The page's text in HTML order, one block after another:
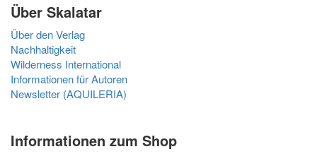
Über Skalatar
Über den Verlag
Nachhaltigkeit
Wilderness International
Informationen für Autoren
Newsletter (AQUILERIA)
Informationen zum Shop